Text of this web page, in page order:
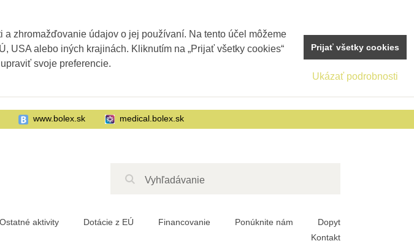
Ostatné aktivity Dotácie z EÚ Financovanie Ponúknite nám
Dopyt
Kontakt
www.bolex.sk medical.bolex.sk
zhromažďovanie údajov o jej používaní. Na tento účel môžeme
USA alebo iných krajinách. Kliknutím na „Prijať všetky cookies“
svoje preferencie.
Ukázať podrobnosti
Prijať všetky cookies